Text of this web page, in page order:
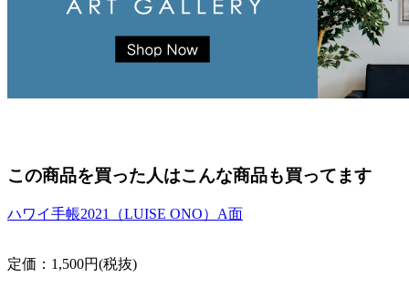
この商品を買った人はこんな商品も買ってます
ハワイ手帳2021（LUISE ONO）A面
定価：1,500円(税抜)